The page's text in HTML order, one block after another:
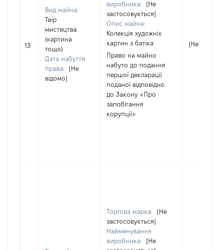
13
Вид майна:
Твір
мистецтва
(картина
тощо)
Дата набуття
права:
[Не
відомо]
виробника:
[Не
застосовується]
Опис майна:
Колекція художніх
картин з батіка
Право на майно
набуто до подання
першої декларації
поданої відповідно
до Закону «Про
запобігання
корупції»
[Не
Торгова марка:
[Не
застосовується]
Найменування
виробника:
[Не